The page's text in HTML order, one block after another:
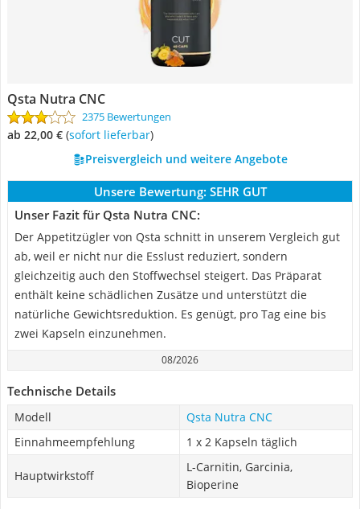
Qsta Nutra CNC
2375 Bewertungen
ab 22,00 € ( Sofort lieferbar)
Preisvergleich und weitere Angebote
Unsere Bewertung: SEHR GUT
Unser Fazit für Qsta Nutra CNC:
Der Appetitzügler von Qsta schnitt in unserem Vergleich gut
ab, weil er nicht nur die Esslust reduziert, sondern
gleichzeitig auch den Stoffwechsel steigert. Das Präparat
enthält keine schädlichen Zusätze und unterstützt die
natürliche Gewichtsreduktion. Es genügt, pro Tag eine bis
zwei Kapseln einzunehmen.
08/2026
Technische Details
Modell
Qsta Nutra CNC
Einnahmeempfehlung
1 x 2 Kapseln täglich
Hauptwirkstoff
L-Carnitin, Garcinia,
Bioperine